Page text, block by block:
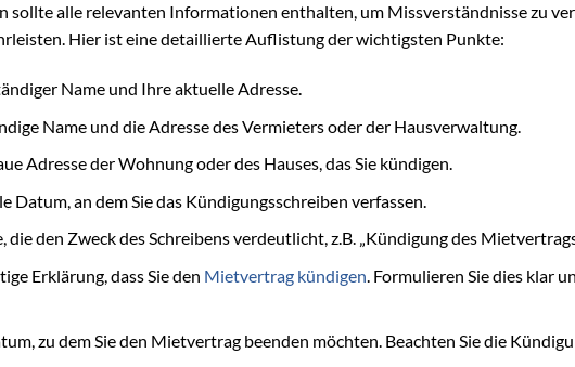
sollte alle relevanten Informationen enthalten, um Missverständnisse zu
Hier ist eine detaillierte Auflistung der wichtigsten Punkte:
Name und Ihre aktuelle Adresse.
Name und die Adresse des Vermieters oder der Hausverwaltung.
Adresse der Wohnung oder des Hauses, das Sie kündigen.
Datum, an dem Sie das Kündigungsschreiben verfassen.
den Zweck des Schreibens verdeutlicht, z.B. „Kündigung des
Erklärung, dass Sie den Mietvertrag kündigen. Formulieren Sie dies klar
zu dem Sie den Mietvertrag beenden möchten. Beachten Sie die